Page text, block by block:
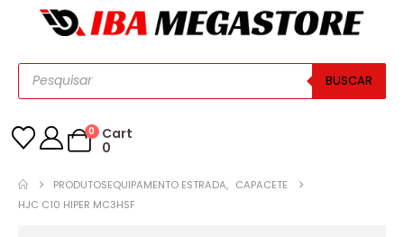
BUSCAR
0
Cart
0
PRODUTOSEQUIPAMENTO ESTRADA, CAPACETE
HJC C10 HIPER MC3HSF